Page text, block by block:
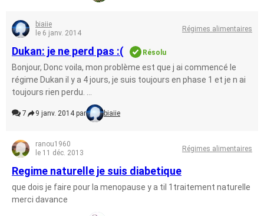
biaiie
le 6 janv. 2014
Régimes alimentaires
Dukan: je ne perd pas :( Résolu
Bonjour, Donc voila, mon problème est que j ai commencé le
régime Dukan il y a 4 jours, je suis toujours en phase 1 et je n ai
toujours rien perdu. ...
7 9 janv. 2014 par biaiie
ranou1960
le 11 déc. 2013
Régimes alimentaires
Regime naturelle je suis diabetique
que dois je faire pour la menopause y a til 1traitement naturelle
merci davance